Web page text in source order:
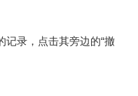
记录，点击其旁边的“撤